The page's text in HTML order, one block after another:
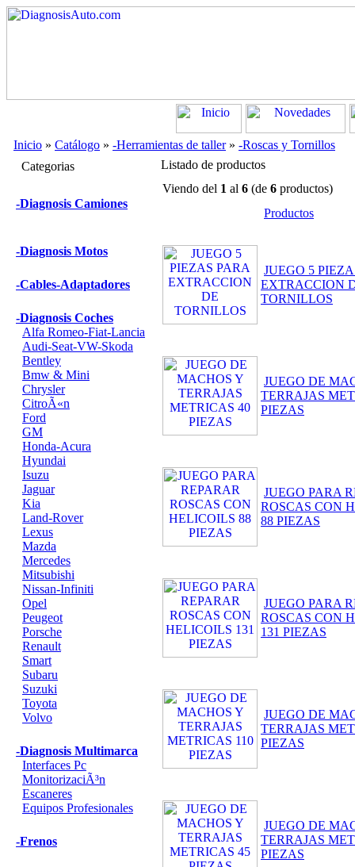
Inicio » Catálogo » -Herramientas de taller» -Roscas y Tornillos
Categorias
-Diagnosis Camiones
-Diagnosis Motos
-Cables-Adaptadores
-Diagnosis Coches
Alfa Romeo-Fiat-Lancia
Audi-Seat-VW-Skoda
Bentley
Bmw & Mini
Chrysler
CitroÃ«n
Ford
GM
Honda-Acura
Hyundai
Isuzu
Jaguar
Kia
Land-Rover
Lexus
Mazda
Mercedes
Mitsubishi
Nissan-Infiniti
Opel
Peugeot
Porsche
Renault
Smart
Subaru
Suzuki
Toyota
Volvo
-Diagnosis Multimarca
Interfaces Pc
MonitorizaciÃ³n
Escaneres
Equipos Profesionales
-Frenos
Listado de productos
Viendo del 1 al 6 (de 6 productos)
Productos
JUEGO 5
EXTRACCION
TORNILLOS
JUEGO DE
TERRAJAS
PIEZAS
JUEGO PARA
ROSCAS CON
88 PIEZAS
JUEGO PARA
ROSCAS CON
131 PIEZAS
JUEGO DE
TERRAJAS
PIEZAS
JUEGO DE
TERRAJAS
PIEZAS